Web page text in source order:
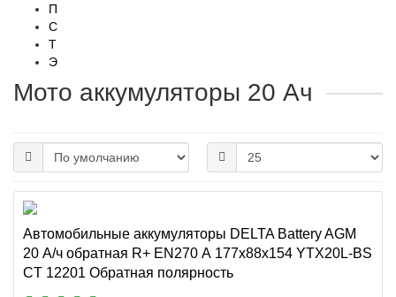
П
С
Т
Э
Мото аккумуляторы 20 Ач
Автомобильные аккумуляторы DELTA Battery AGM
20 А/ч обратная R+ EN270 А 177x88x154 YTX20L-BS
CT 12201 Обратная полярность